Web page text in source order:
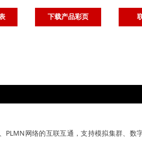
下载产品彩页
PLMN网络的互联互通，支持模拟集群、数